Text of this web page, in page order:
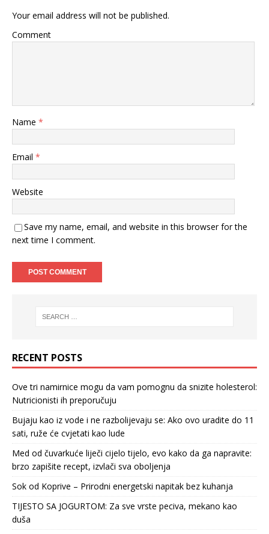
Your email address will not be published.
Comment
Name *
Email *
Website
Save my name, email, and website in this browser for the
next time I comment.
RECENT POSTS
Ove tri namirnice mogu da vam pomognu da snizite holesterol:
Nutricionisti ih preporučuju
Bujaju kao iz vode i ne razbolijevaju se: Ako ovo uradite do 11
sati, ruže će cvjetati kao lude
Med od čuvarkuće liječi cijelo tijelo, evo kako da ga napravite:
brzo zapišite recept, izvlači sva oboljenja
Sok od Koprive – Prirodni energetski napitak bez kuhanja
TIJESTO SA JOGURTOM: Za sve vrste peciva, mekano kao
duša